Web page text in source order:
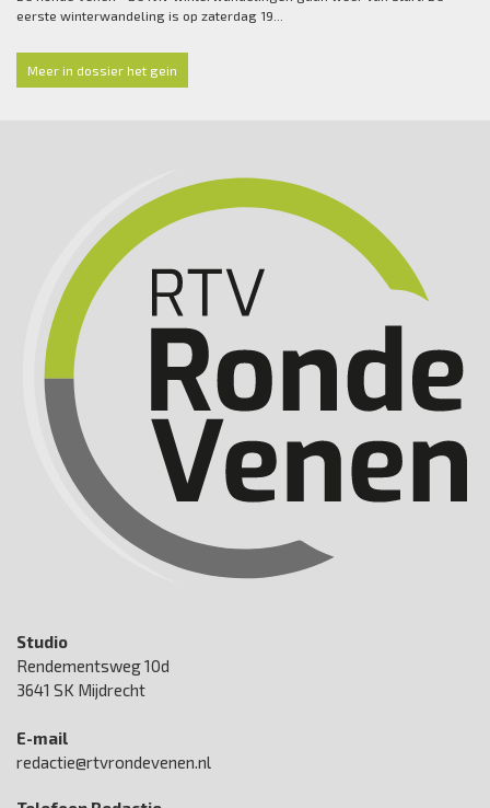
eerste winterwandeling is op zaterdag 19...
Meer in dossier het gein
Studio
Rendementsweg 10d
3641 SK Mijdrecht
E-mail
redactie@rtvrondevenen.nl